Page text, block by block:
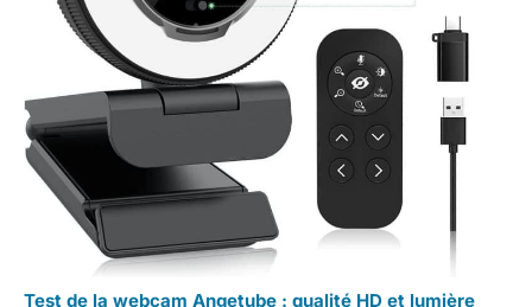
Test de la webcam Angetube : qualité HD et lumière